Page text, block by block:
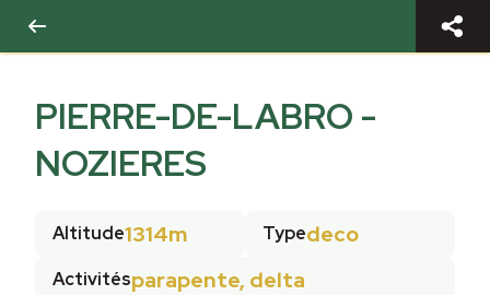
PIERRE-DE-LABRO -
NOZIERES
Altitude1314m Typedeco
Activitésparapente, delta